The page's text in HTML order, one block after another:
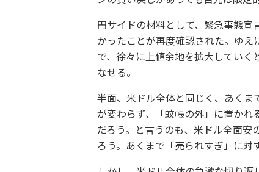
円サイドの材料として、緊急事態
かったことが再度確認された。ゆえ
で、徐々に上値余地を拡大してい
なせる。
半面、米ドル全体と同じく、あく
が変わらず、「蚊帳の外」に置か
だろう。と言うのも、米ドル全面
ろう。あくまで「売られすぎ」に対